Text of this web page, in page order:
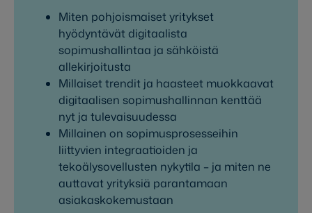
Miten pohjoismaiset yritykset
hyödyntävät digitaalista
sopimushallintaa ja sähköistä
allekirjoitusta
Millaiset trendit ja haasteet muokkaavat
digitaalisen sopimushallinnan kenttää
nyt ja tulevaisuudessa
Millainen on sopimusprosesseihin
liittyvien integraatioiden ja
tekoälysovellusten nykytila – ja miten ne
auttavat yrityksiä parantamaan
asiakaskokemustaan